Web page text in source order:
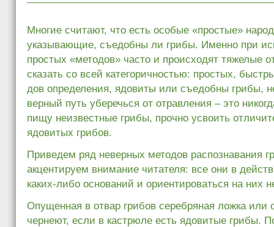
Многие считают, что есть особые «простые»
указывающие, съедобны ли грибы. Именно при
простых «методов» часто и происходят тяжелые
сказать со всей категоричностью: простых,
дов определения, ядовиты или съедобны грибы,
верный путь уберечься от отравления – это
пищу неизвестные грибы, прочно усвоить
ядовитых грибов.
Приведем ряд неверных методов распознавания
акцентируем внимание читателя: все они в
каких-либо оснований и ориентироваться на них
Опущенная в отвар грибов серебряная ложка или
чернеют, если в кастрюле есть ядовитые грибы.